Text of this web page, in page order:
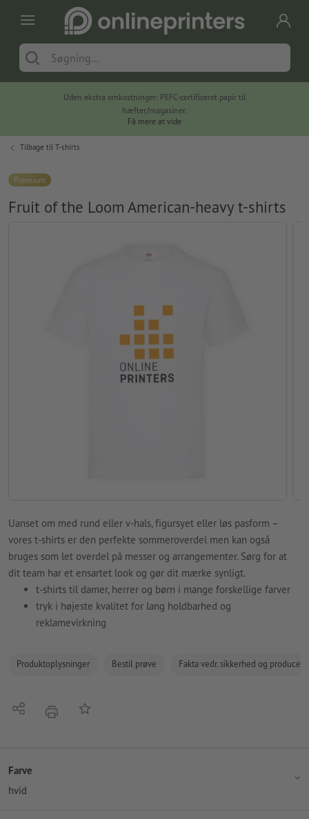
Uden ekstra omkostninger: PEFC-certificeret papir til
hæfter/magasiner.
Få mere at vide
Tilbage til T-shirts
Premium
Fruit of the Loom American-heavy t-shirts
Uanset om med rund eller v-hals, figursyet eller løs pasform –
vores t-shirts er den perfekte sommeroverdel men kan også
bruges som let overdel på messer og arrangementer. Sørg for at
dit team har et ensartet look og gør dit mærke synligt.
t-shirts til damer, herrer og børn i mange forskellige farver
tryk i højeste kvalitet for lang holdbarhed og
reklamevirkning
Produktoplysninger Bestil prøve Fakta vedr. sikkerhed og producent
Del tryk Tilføj til huskelisten
Farve
hvid